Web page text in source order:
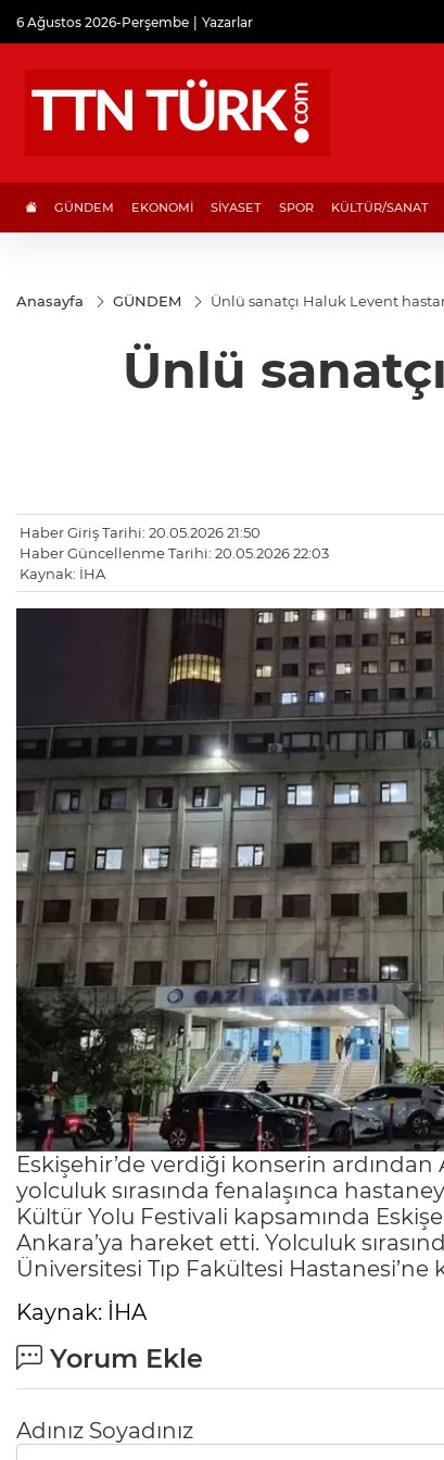
6 Ağustos 2026-Perşembe Yazarlar
GÜNDEM EKONOMİ SİYASET SPOR KÜLTÜR/SANAT
Anasayfa GÜNDEM Ünlü sanatçı Haluk Levent
Ünlü
Haber Giriş Tarihi: 20.05.2026 21:50
Haber Güncellenme Tarihi: 20.05.2026 22:03
Kaynak: İHA
Eskişehir’de verdiği konserin
yolculuk sırasında fenalaşınca
Kültür Yolu Festivali kapsamında
Ankara’ya hareket etti. Yolculuk
Üniversitesi Tıp Fakültesi Hastanesi’ne
Kaynak: İHA
Yorum Ekle
Adınız Soyadınız